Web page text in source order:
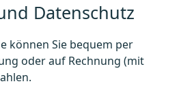
Datenschutz
können Sie bequem per
oder auf Rechnung (mit